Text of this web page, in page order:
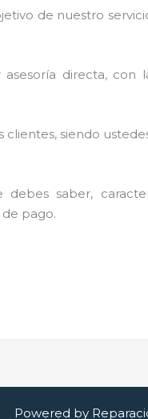
de nuestro
directa, con
siendo
saber,
pago.
Powered by